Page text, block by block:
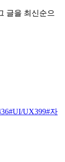
글을 최신순으
#UI/UX399#자